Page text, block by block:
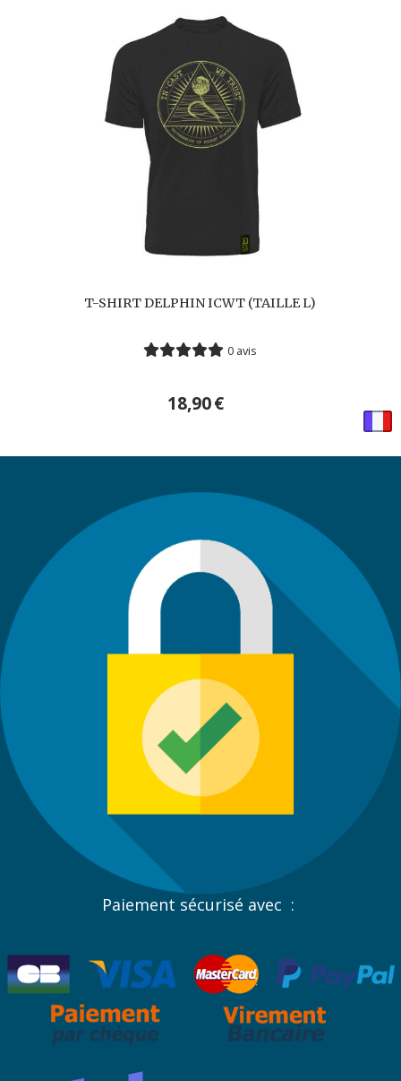
T-SHIRT DELPHIN ICWT (TAILLE L)
0 avis
18,90€
Paiement sécurisé avec :